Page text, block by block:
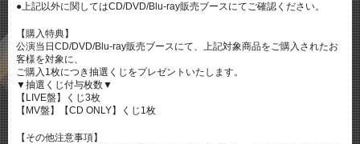
●上記以外に関してはCD/DVD/Blu-ray販売ブースにてご確認ください。
【購入特典】
公演当日CD/DVD/Blu-ray販売ブースにて、上記対象商品をご購入されたお
客様を対象に、
ご購入1枚につき抽選くじをプレゼントいたします。
▼抽選くじ付与枚数▼
【LIVE盤】くじ3枚
【MV盤】【CD ONLY】くじ1枚
【その他注意事項】